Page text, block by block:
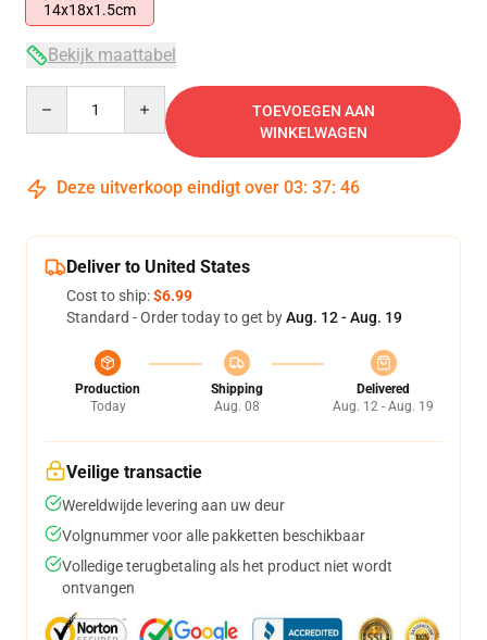
14x18x1.5cm
Bekijk maattabel
TOEVOEGEN AAN
WINKELWAGEN
Deze uitverkoop eindigt over 03: 37: 46
Deliver to United States
Cost to ship:$6.99
Standard - Order today to get byAug. 12 - Aug. 19
Production
Today
Shipping
Aug. 08
Delivered
Aug. 12 - Aug. 19
Veilige transactie
Wereldwijde levering aan uw deur
Volgnummer voor alle pakketten beschikbaar
Volledige terugbetaling als het product niet wordt
ontvangen